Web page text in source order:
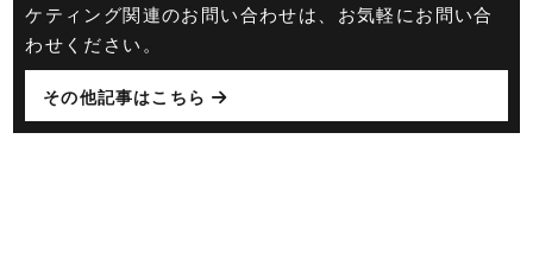
ケティング関連のお問い合わせは、お気軽にお問い合
わせください。
その他記事はこちら